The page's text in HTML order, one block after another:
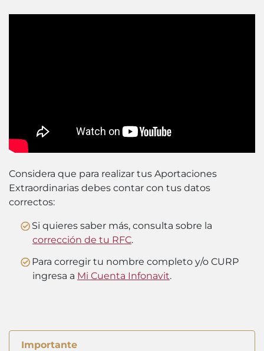
Considera que para realizar tus Aportaciones
Extraordinarias debes contar con tus datos
correctos:
Si quieres saber más, consulta sobre la
corrección de tu RFC.
Para corregir tu nombre completo y/o CURP
ingresa a Mi Cuenta Infonavit.
Importante